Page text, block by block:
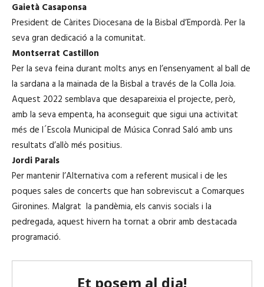
Gaietà Casaponsa
President de Càrites Diocesana de la Bisbal d’Empordà. Per la
seva gran dedicació a la comunitat.
Montserrat Castillon
Per la seva feina durant molts anys en l’ensenyament al ball de
la sardana a la mainada de la Bisbal a través de la Colla Joia.
Aquest 2022 semblava que desapareixia el projecte, però,
amb la seva empenta, ha aconseguit que sigui una activitat
més de l´Escola Municipal de Música Conrad Saló amb uns
resultats d’allò més positius.
Jordi Parals
Per mantenir l’Alternativa com a referent musical i de les
poques sales de concerts que han sobreviscut a Comarques
Gironines. Malgrat la pandèmia, els canvis socials i la
pedregada, aquest hivern ha tornat a obrir amb destacada
programació.